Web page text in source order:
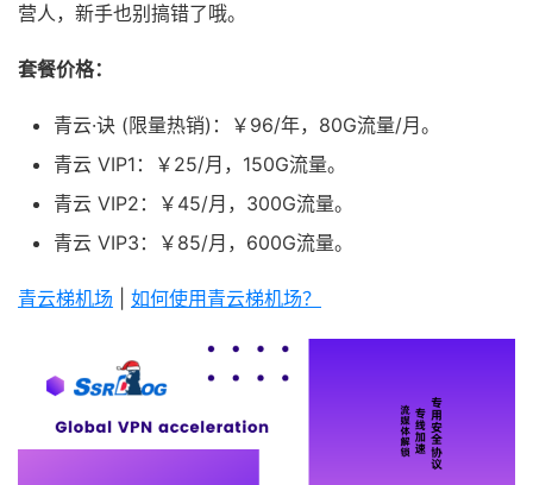
营人，新手也别搞错了哦。
套餐价格：
青云·诀 (限量热销)：￥96/年，80G流量/月。
青云 VIP1：￥25/月，150G流量。
青云 VIP2：￥45/月，300G流量。
青云 VIP3：￥85/月，600G流量。
青云梯机场 如何使用青云梯机场？